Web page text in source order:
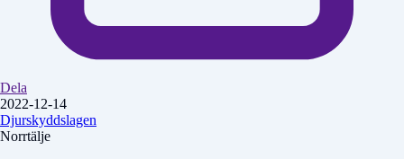
Dela
2022-12-14
Djurskyddslagen
Norrtälje